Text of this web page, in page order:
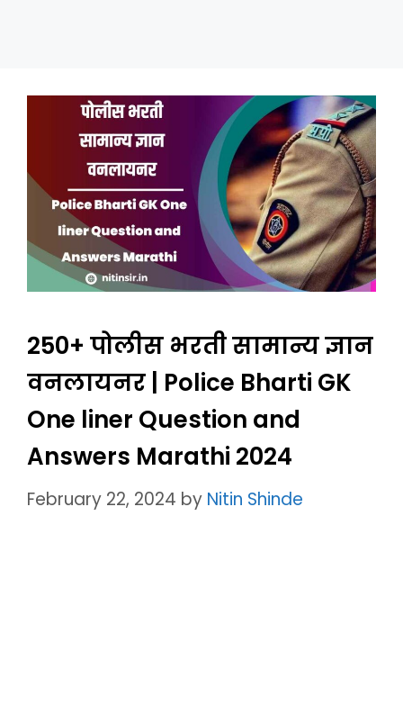
250+ पोलीस भरती सामान्य ज्ञान
वनलायनर | Police Bharti GK
One liner Question and
Answers Marathi 2024
February 22, 2024 by Nitin Shinde